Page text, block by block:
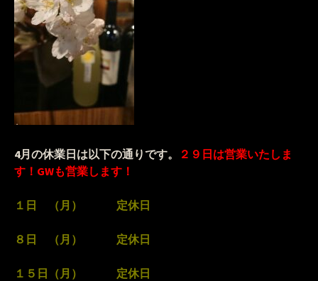
4月の休業日は以下の通りです。 ２９ 日は営業いたしま
す！GWも営業します！
１日 （月） 定休日
８日 （月） 定休日
１５日（月） 定休日